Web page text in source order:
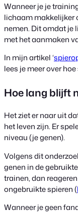
Wanneer je je
lichaam makkelijker
nemen. Dit omdat je
met het aanmaken
In mijn artikel ‘
lees je meer over
Hoe lang blijft
Het ziet er naar uit
het leven zijn. Er
niveau (je genen).
Volgens dit
genen in de
trainen, dan
ongebruikte spieren (
Wanneer je geen